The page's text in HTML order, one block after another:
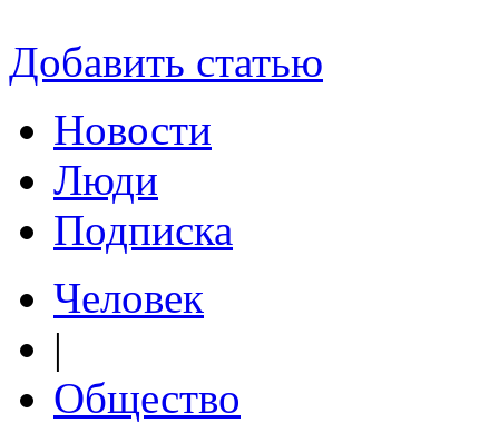
Добавить статью
Новости
Люди
Подписка
Человек
|
Общество